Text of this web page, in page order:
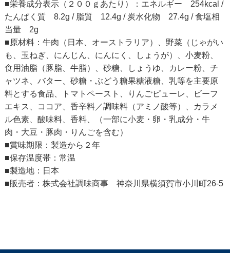
■栄養成分表示（２００ｇあたり）：エネルギー 254kcal /
たんぱく質 8.2g / 脂質 12.4g / 炭水化物 27.4g / 食塩相
当量 2g
■原材料：牛肉（日本、オーストラリア）、野菜（じゃがい
も、玉ねぎ、にんじん、にんにく、しょうが）、小麦粉、
食用油脂（豚脂、牛脂）、砂糖、しょうゆ、カレー粉、チ
ャツネ、バター、砂糖・ぶどう糖果糖液糖、乳等を主要原
料とする食品、トマトペースト、りんごピューレ、ビーフ
エキス、ココア、香辛料／調味料（アミノ酸等）、カラメ
ル色素、酸味料、香料、（一部に小麦・卵・乳成分・牛
肉・大豆・豚肉・りんごを含む）
■賞味期限：製造から２年
■保存温度帯：常温
■製造地：日本
■販売者：株式会社調味商事 神奈川県横須賀市小川町26-5